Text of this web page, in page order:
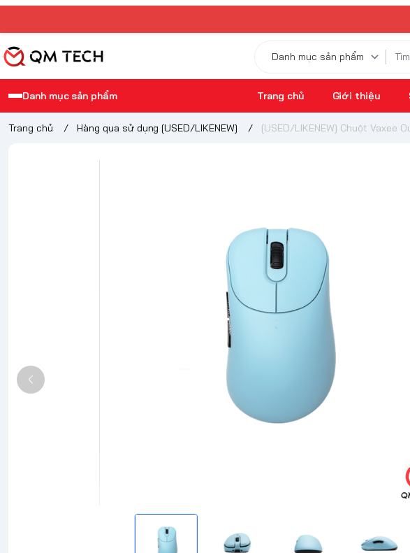
Danh mục sản phẩm Trang chủ Giới thiệu
Trang chủ / Hàng qua sử dụng [USED/LIKENEW] / [USED/LIKENEW] Chuột Vaxee